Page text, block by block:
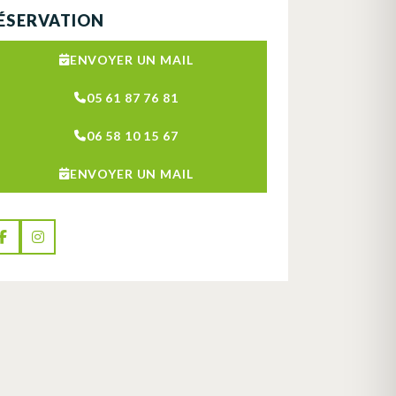
ENVOYER UN MAIL
05 61 87 76 81
06 58 10 15 67
ENVOYER UN MAIL